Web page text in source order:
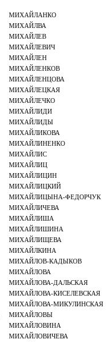
МИХАЙЛАНКО
МИХАЙЛВА
МИХАЙЛЕВ
МИХАЙЛЕВИЧ
МИХАЙЛЕН
МИХАЙЛЕНКОВ
МИХАЙЛЕНЦОВА
МИХАЙЛЕЦКАЯ
МИХАЙЛЕЧКО
МИХАЙЛИДИ
МИХАЙЛИДЫ
МИХАЙЛИКОВА
МИХАЙЛИНЕНКО
МИХАЙЛИС
МИХАЙЛИЦ
МИХАЙЛИЦИН
МИХАЙЛИЦКИЙ
МИХАЙЛИЦЫНА-ФЕДОРЧУК
МИХАЙЛИЧЕВА
МИХАЙЛИША
МИХАЙЛИШИНА
МИХАЙЛИЩЕВА
МИХАЙЛКИНА
МИХАЙЛОВ-КАДЫКОВ
МИХАЙЛОВА
МИХАЙЛОВА-ДАЛЬСКАЯ
МИХАЙЛОВА-КИСЕЛЕВСКАЯ
МИХАЙЛОВА-МИКУЛИНСКАЯ
МИХАЙЛОВЫ
МИХАЙЛОВИНА
МИХАЙЛОВИЧЕВА